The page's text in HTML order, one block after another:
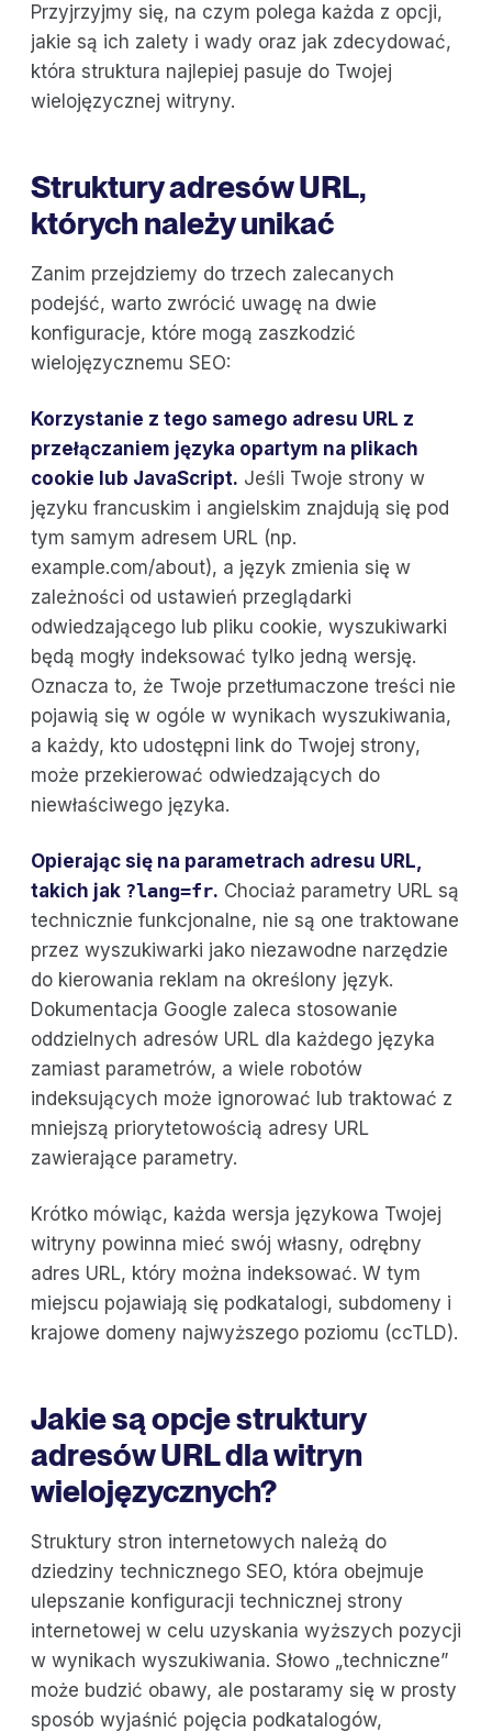
Przyjrzyjmy się, na czym polega każda z opcji,
jakie są ich zalety i wady oraz jak zdecydować,
która struktura najlepiej pasuje do Twojej
wielojęzycznej witryny.
Struktury adresów URL,
których należy unikać
Zanim przejdziemy do trzech zalecanych
podejść, warto zwrócić uwagę na dwie
konfiguracje, które mogą zaszkodzić
wielojęzycznemu SEO:
Korzystanie z tego samego adresu URL z
przełączaniem języka opartym na plikach
cookie lub JavaScript. Jeśli Twoje strony w
języku francuskim i angielskim znajdują się pod
tym samym adresem URL (np.
example.com/about), a język zmienia się w
zależności od ustawień przeglądarki
odwiedzającego lub pliku cookie, wyszukiwarki
będą mogły indeksować tylko jedną wersję.
Oznacza to, że Twoje przetłumaczone treści nie
pojawią się w ogóle w wynikach wyszukiwania,
a każdy, kto udostępni link do Twojej strony,
może przekierować odwiedzających do
niewłaściwego języka.
Opierając się na parametrach adresu URL,
takich jak ?lang=fr. Chociaż parametry URL są
technicznie funkcjonalne, nie są one traktowane
przez wyszukiwarki jako niezawodne narzędzie
do kierowania reklam na określony język.
Dokumentacja Google zaleca stosowanie
oddzielnych adresów URL dla każdego języka
zamiast parametrów, a wiele robotów
indeksujących może ignorować lub traktować z
mniejszą priorytetowością adresy URL
zawierające parametry.
Krótko mówiąc, każda wersja językowa Twojej
witryny powinna mieć swój własny, odrębny
adres URL, który można indeksować. W tym
miejscu pojawiają się podkatalogi, subdomeny i
krajowe domeny najwyższego poziomu (ccTLD).
Jakie są opcje struktury
adresów URL dla witryn
wielojęzycznych?
Struktury stron internetowych należą do
dziedziny technicznego SEO, która obejmuje
ulepszanie konfiguracji technicznej strony
internetowej w celu uzyskania wyższych pozycji
w wynikach wyszukiwania. Słowo „techniczne”
może budzić obawy, ale postaramy się w prosty
sposób wyjaśnić pojęcia podkatalogów,